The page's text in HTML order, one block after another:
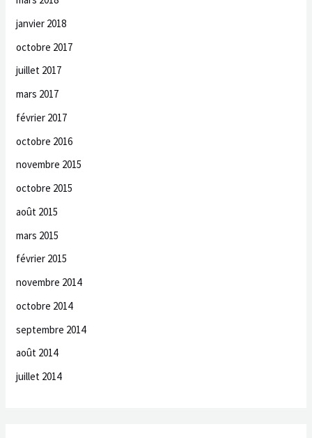
janvier 2018
octobre 2017
juillet 2017
mars 2017
février 2017
octobre 2016
novembre 2015
octobre 2015
août 2015
mars 2015
février 2015
novembre 2014
octobre 2014
septembre 2014
août 2014
juillet 2014